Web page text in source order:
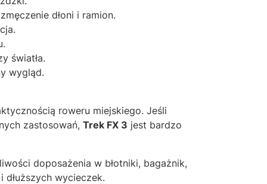
dłoni i ramion.
światła.
wygląd.
roweru miejskiego. Jeśli
zastosowań, Trek FX 3 jest bardzo
doposażenia w błotniki, bagażnik,
wycieczek.